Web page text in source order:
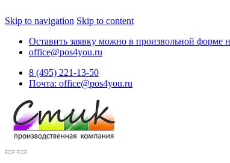
Skip to navigation Skip to content
Оставить заявку можно в произвольной форме
office@pos4you.ru
8 (495) 221-13-50
Почта: office@pos4you.ru